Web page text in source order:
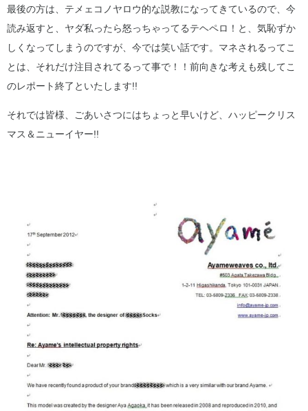
最後の方は、テメェコノヤロウ的な説教になってきているので、今
読み返すと、ヤダ私ったら怒っちゃってるテヘペロ！と、気恥ずか
しくなってしまうのですが、今では笑い話です。マネされるってこ
とは、それだけ注目されてるって事で！！前向きな考えも残してこ
のレポート終了といたします!!
それでは皆様、ごあいさつにはちょっと早いけど、ハッピークリス
マス＆ニューイヤー!!